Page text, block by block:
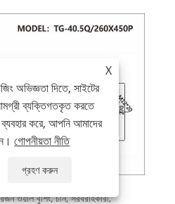
ওয়াল বুশিং, চীন, সরবরাহকারী,
X
অভিজ্ঞতা দিতে, সাইটের
ব্যক্তিগতকৃত করতে
করে, আপনি আমাদের
গোপনীয়তা নীতি
গ্রহণ করুন